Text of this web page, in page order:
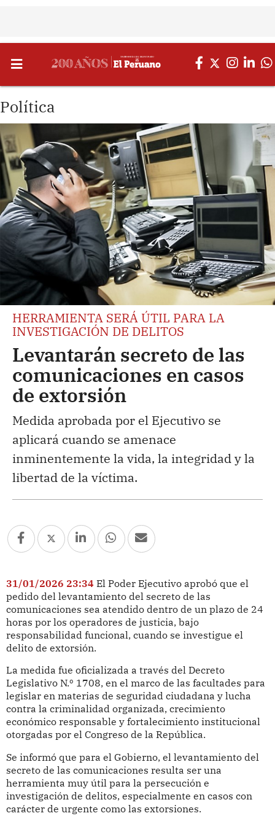
Política
HERRAMIENTA SERÁ ÚTIL PARA LA
INVESTIGACIÓN DE DELITOS
Levantarán secreto de las
comunicaciones en casos
de extorsión
Medida aprobada por el Ejecutivo se
aplicará cuando se amenace
inminentemente la vida, la integridad y la
libertad de la víctima.
31/01/2026 23:34 El Poder Ejecutivo aprobó que el
pedido del levantamiento del secreto de las
comunicaciones sea atendido dentro de un plazo de 24
horas por los operadores de justicia, bajo
responsabilidad funcional, cuando se investigue el
delito de extorsión.
La medida fue oficializada a través del Decreto
Legislativo N.º 1708, en el marco de las facultades para
legislar en materias de seguridad ciudadana y lucha
contra la criminalidad organizada, crecimiento
económico responsable y fortalecimiento institucional
otorgadas por el Congreso de la República.
Se informó que para el Gobierno, el levantamiento del
secreto de las comunicaciones resulta ser una
herramienta muy útil para la persecución e
investigación de delitos, especialmente en casos con
carácter de urgente como las extorsiones.